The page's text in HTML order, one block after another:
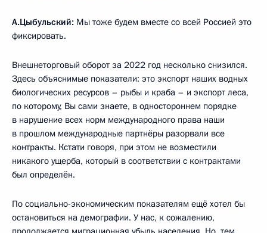
А.Цыбульский: Мы тоже будем вместе со всей Россией это
фиксировать.
Внешнеторговый оборот за 2022 год несколько снизился.
Здесь объяснимые показатели: это экспорт наших водных
биологических ресурсов – рыбы и краба – и экспорт леса,
по которому, Вы сами знаете, в одностороннем порядке
в нарушение всех норм международного права наши
в прошлом международные партнёры разорвали все
контракты. Кстати говоря, при этом не возместили
никакого ущерба, который в соответствии с контрактами
был определён.
По социально-экономическим показателям ещё хотел бы
остановиться на демографии. У нас, к сожалению,